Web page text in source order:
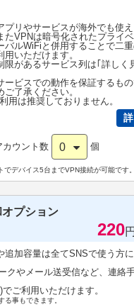
プリやサービスが海外でも使
たVPNは暗号化されたプライ
バルWiFiと併用することで二
いただけます。
限があるサービス列は｢詳しく
ビスでの動作を保証するもの
了承ください。
用は推奨しておりません。
カウント数 0 個
デバイス5台までVPN接続が可能です。
プション
220
追加容量は全てSNSで使う方
クやメール送受信など、連絡
ご利用いただけます。
事もできます。